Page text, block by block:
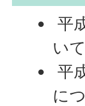
平
いて
平
に